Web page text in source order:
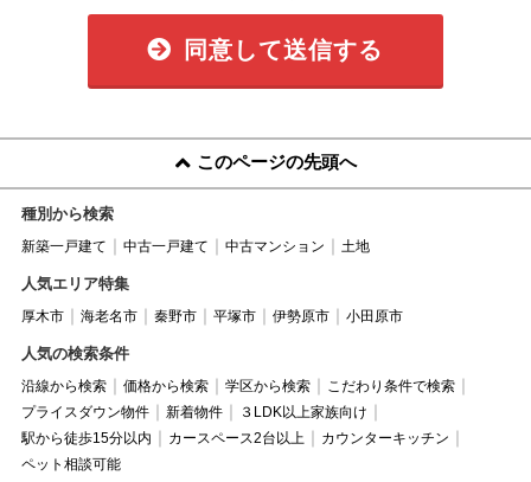
同意して送信する
このページの先頭へ
種別から検索
新築一戸建て 中古一戸建て 中古マンション 土地
人気エリア特集
厚木市 海老名市 秦野市 平塚市 伊勢原市 小田原市
人気の検索条件
沿線から検索 価格から検索 学区から検索
こだわり条件で検索
プライスダウン物件
新着物件
３LDK以上家族向け
駅から徒歩15分以内
カースペース2台以上
カウンターキッチン
ペット相談可能